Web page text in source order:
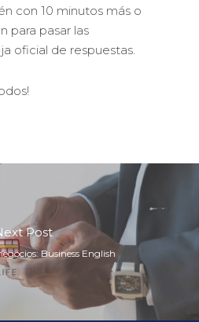
con 10 minutos más o
para pasar las
oficial de respuestas.
Post
Business English